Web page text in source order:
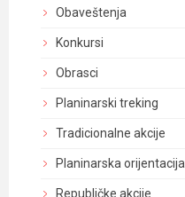
Obaveštenja
Konkursi
Obrasci
Planinarski treking
Tradicionalne akcije
Planinarska orijentacija
Republičke akcije